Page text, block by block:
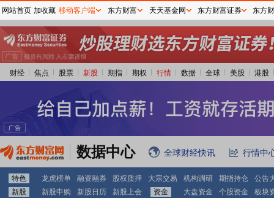
财经 焦点 股票 新股 期指 期权 行情 数据 全球 美股 港股
数据中心 全球财经快讯 行情中
特色 龙虎榜单 融资融券 股权质押 大宗交易 机构调研 期指持仓
公告
新股
新股申购 新股日历 新股上会 资金 大盘资金 个股资金 板块
网站首页 加收藏 移动客户端 东方财富 天天基金网 东方财富证券 东方